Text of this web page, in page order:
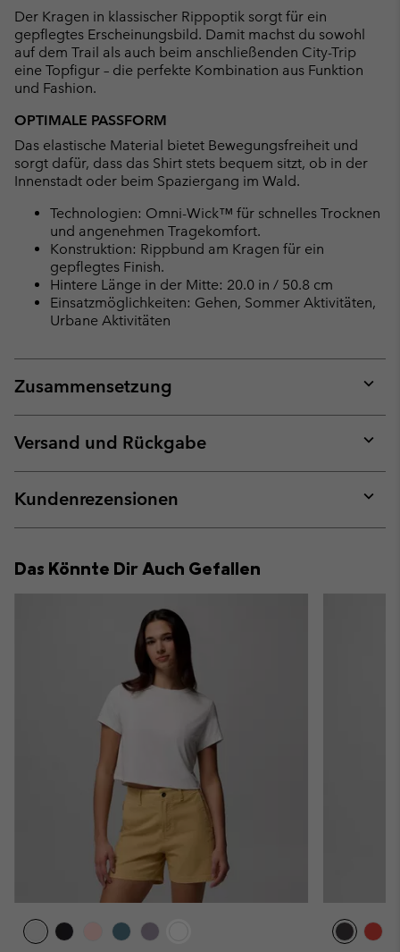
Der Kragen in klassischer Rippoptik sorgt für ein
gepflegtes Erscheinungsbild. Damit machst du sowohl
auf dem Trail als auch beim anschließenden City-Trip
eine Topfigur – die perfekte Kombination aus Funktion
und Fashion.
OPTIMALE PASSFORM
Das elastische Material bietet Bewegungsfreiheit und
sorgt dafür, dass das Shirt stets bequem sitzt, ob in der
Innenstadt oder beim Spaziergang im Wald.
Technologien: Omni-Wick™ für schnelles Trocknen
und angenehmen Tragekomfort.
Konstruktion: Rippbund am Kragen für ein
gepflegtes Finish.
Hintere Länge in der Mitte: 20.0 in / 50.8 cm
Einsatzmöglichkeiten: Gehen, Sommer Aktivitäten,
Urbane Aktivitäten
Zusammensetzung
or
Versand und Rückgabe
or
Kundenrezensionen
or
Das Könnte Dir Auch Gefallen